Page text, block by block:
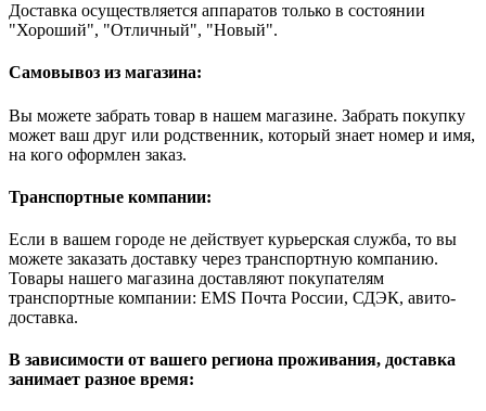
Доставка осуществляется аппаратов только в состоянии
"Хороший", "Отличный", "Новый".
Самовывоз из магазина:
Вы можете забрать товар в нашем магазине. Забрать покупку
может ваш друг или родственник, который знает номер и имя,
на кого оформлен заказ.
Транспортные компании:
Если в вашем городе не действует курьерская служба, то вы
можете заказать доставку через транспортную компанию.
Товары нашего магазина доставляют покупателям
транспортные компании: EMS Почта России, СДЭК, авито-
доставка.
В зависимости от вашего региона проживания, доставка
занимает разное время: